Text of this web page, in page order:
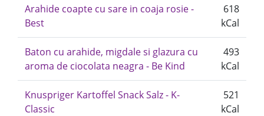
Arahide coapte cu sare in coaja rosie -
Best
618
kCal
Baton cu arahide, migdale si glazura cu
aroma de ciocolata neagra - Be Kind
493
kCal
Knuspriger Kartoffel Snack Salz - K-
Classic
521
kCal